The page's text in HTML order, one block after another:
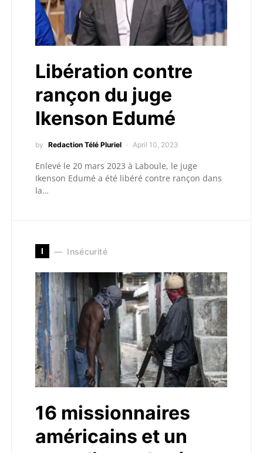
Libération contre
rançon du juge
Ikenson Edumé
by Redaction Télé Pluriel April 10, 2023
Enlevé le 20 mars 2023 à Laboule, le juge
Ikenson Edumé a été libéré contre rançon dans
la…
I Insécurité
16 missionnaires
américains et un